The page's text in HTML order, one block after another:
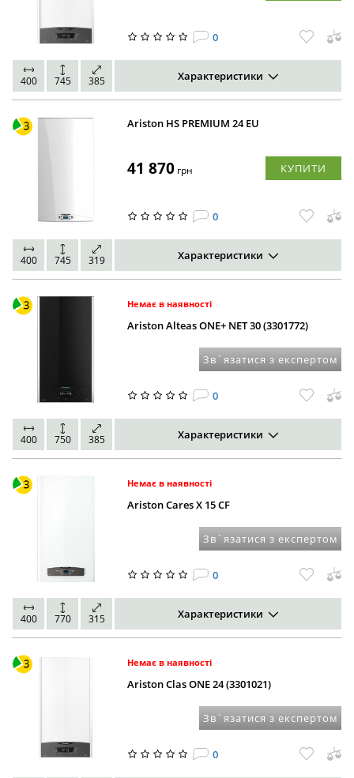
0
400 745 385 Характеристики
Ariston HS PREMIUM 24 EU
41 870 грн КУПИТИ
0
400 745 319 Характеристики
Немає в наявності
Ariston Alteas ONE+ NET 30 (3301772)
Зв`язатися з експертом
0
400 750 385 Характеристики
Немає в наявності
Ariston Cares X 15 CF
Зв`язатися з експертом
0
400 770 315 Характеристики
Немає в наявності
Ariston Clas ONE 24 (3301021)
Зв`язатися з експертом
0